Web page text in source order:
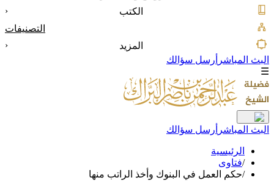
الكتب
‹
التصنيفات
المزيد
‹
البث المباشر أرسل سؤالك
☰
البث المباشر أرسل سؤالك
الرئيسية
/فتاوى
/حكم العمل في البنوك وأخذ الراتب منها